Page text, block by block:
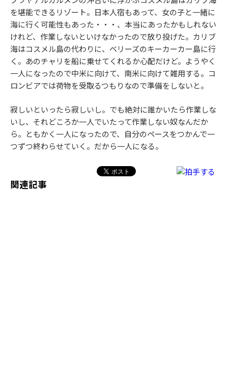
を堪能できるリゾート。日本人宿もあって、女の子と一緒に
海に行く可能性もあった・・・、本当にあったかもしれない
けれど、作業しないといけなかったので放り投げた。カリブ
海はコスメル島の代わりに、ベリーズのキーカーカー島に行
く。あのチャリを船に乗せてくれるか心配だけど。ようやく
一人になったので中米に向けて、南米に向けて雑用する。コ
ロンビアでは荷物を受取るつもりなので準備をしないと。
寂しいといったら寂しいし。でも絶対に誰かいたら作業しな
いし、それどころか一人でいたって作業しない奴なんだか
ら。ともかく一人になったので、自分のペースをつかんで一
つずつ終わらせていく。だから一人になる。
関連記事